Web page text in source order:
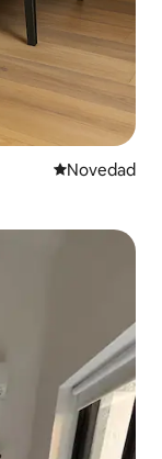
Lugar para
Novedad